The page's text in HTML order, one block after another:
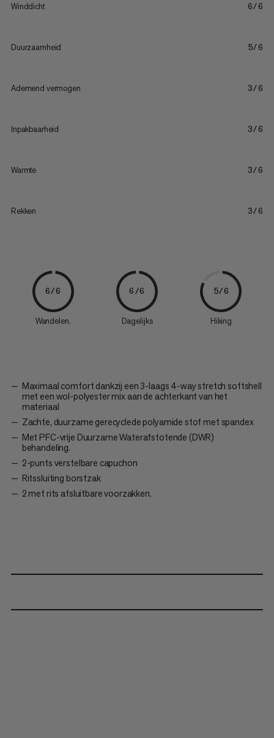
Winddicht 6/6
Duurzaamheid 5/6
Ademend vermogen 3/6
Inpakbaarheid 3/6
Warmte 3/6
Rekken 3/6
6/6
Wandelen.
6/6
Dagelijks
5/6
Hiking
Maximaal comfort dankzij een 3-laags 4-way stretch softshell
met een wol-polyester mix aan de achterkant van het
materiaal
Zachte, duurzame gerecyclede polyamide stof met spandex
Met PFC-vrije Duurzame Waterafstotende (DWR)
behandeling.
2-punts verstelbare capuchon
Ritssluiting borstzak
2 met rits afsluitbare voorzakken.